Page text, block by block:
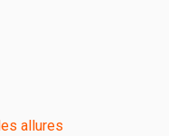
allures